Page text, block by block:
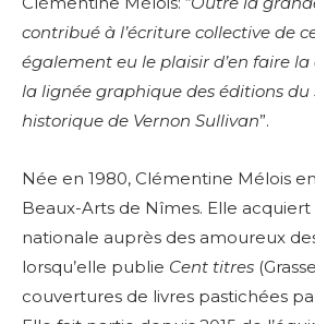
contribué à l’écriture collective de
également eu le plaisir d’en faire
la lignée graphique des éditions du
historique de Vernon Sullivan”.
Née en 1980, Clémentine Mélois
Beaux-Arts de Nîmes. Elle
nationale auprès des amoureux
lorsqu’elle publie Cent titres
couvertures de livres pastichées